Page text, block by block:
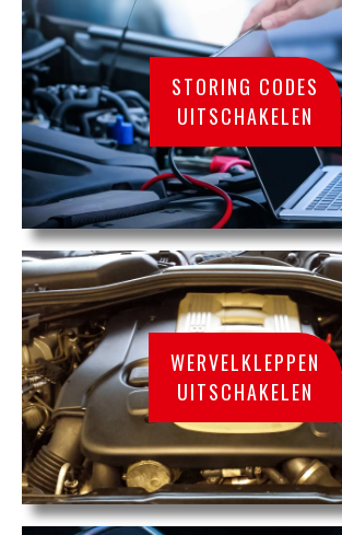
STORING CODES
UITSCHAKELEN
WERVELKLEPPEN
UITSCHAKELEN